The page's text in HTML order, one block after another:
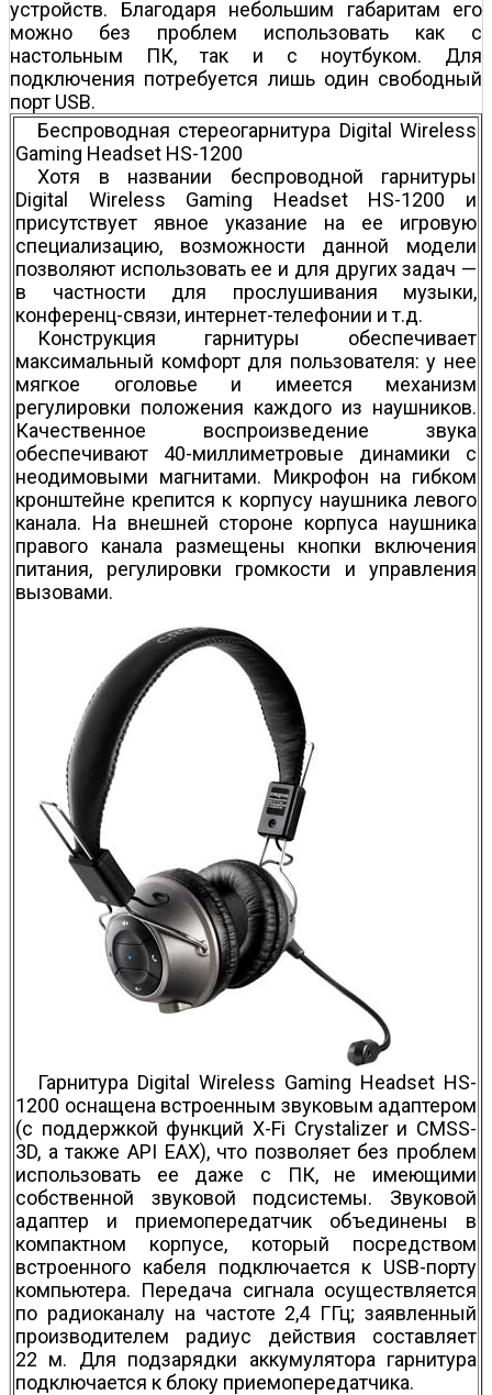
устройств. Благодаря небольшим габаритам его
можно без проблем использовать как с
настольным ПК, так и с ноутбуком. Для
подключения потребуется лишь один свободный
порт USB.
Беспроводная стереогарнитура Digital Wireless
Gaming Headset HS-1200
Хотя в названии беспроводной гарнитуры
Digital Wireless Gaming Headset HS-1200 и
присутствует явное указание на ее игровую
специализацию, возможности данной модели
позволяют использовать ее и для других задач —
в частности для прослушивания музыки,
конференц-связи, интернет-телефонии и т.д.
Конструкция гарнитуры обеспечивает
максимальный комфорт для пользователя: у нее
мягкое оголовье и имеется механизм
регулировки положения каждого из наушников.
Качественное воспроизведение звука
обеспечивают 40-миллимет­ровые динамики с
неодимовыми магнитами. Мик­рофон на гибком
кронштейне крепится к корпусу наушника левого
канала. На внешней стороне корпуса наушника
правого канала размещены кнопки включения
питания, регулировки громкости и управления
вызовами.
Гарнитура Digital Wireless Gaming Headset HS-
1200 оснащена встроенным звуковым адаптером
(с поддержкой функций X-Fi Crystalizer и CMSS-
3D, а также API EAX), что позволяет без проблем
использовать ее даже с ПК, не имеющими
собственной звуковой подсистемы. Звуковой
адаптер и приемопередатчик объединены в
компактном корпусе, который посредством
встроенного кабеля подключается к USB-порту
компьютера. Передача сигнала осуществляется
по радиоканалу на частоте 2,4 ГГц; заявленный
производителем радиус действия составляет
22 м. Для подзарядки аккумулятора гарнитура
подключается к блоку приемопередатчика.